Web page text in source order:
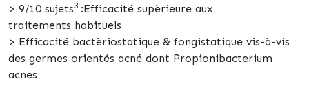
> 9/10 sujets3 :Efficacité supèrieure aux
traitements habituels
> Efficacité bactèriostatique & fongistatique vis-à-vis
des germes orientés acné dont Propionibacterium
acnes